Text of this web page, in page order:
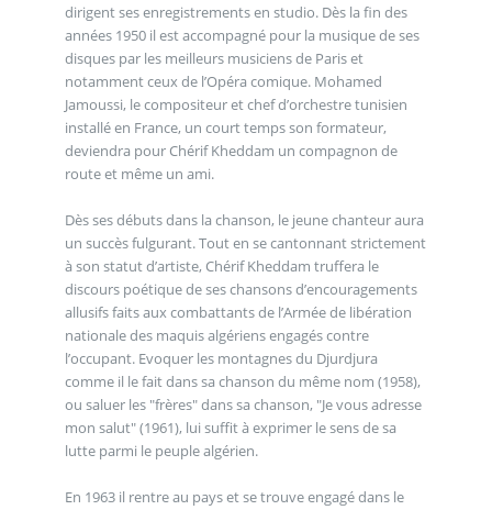
dirigent ses enregistrements en studio. Dès la fin des
années 1950 il est accompagné pour la musique de ses
disques par les meilleurs musiciens de Paris et
notamment ceux de l’Opéra comique. Mohamed
Jamoussi, le compositeur et chef d’orchestre tunisien
installé en France, un court temps son formateur,
deviendra pour Chérif Kheddam un compagnon de
route et même un ami.
Dès ses débuts dans la chanson, le jeune chanteur aura
un succès fulgurant. Tout en se cantonnant strictement
à son statut d’artiste, Chérif Kheddam truffera le
discours poétique de ses chansons d’encouragements
allusifs faits aux combattants de l’Armée de libération
nationale des maquis algériens engagés contre
l’occupant. Evoquer les montagnes du Djurdjura
comme il le fait dans sa chanson du même nom (1958),
ou saluer les "frères" dans sa chanson, "Je vous adresse
mon salut" (1961), lui suffit à exprimer le sens de sa
lutte parmi le peuple algérien.
En 1963 il rentre au pays et se trouve engagé dans le